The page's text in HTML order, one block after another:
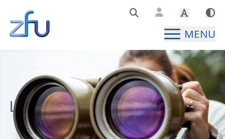
Zentralstelle für Fernunterricht Hauptseite
MENU
Lehrgangssuche